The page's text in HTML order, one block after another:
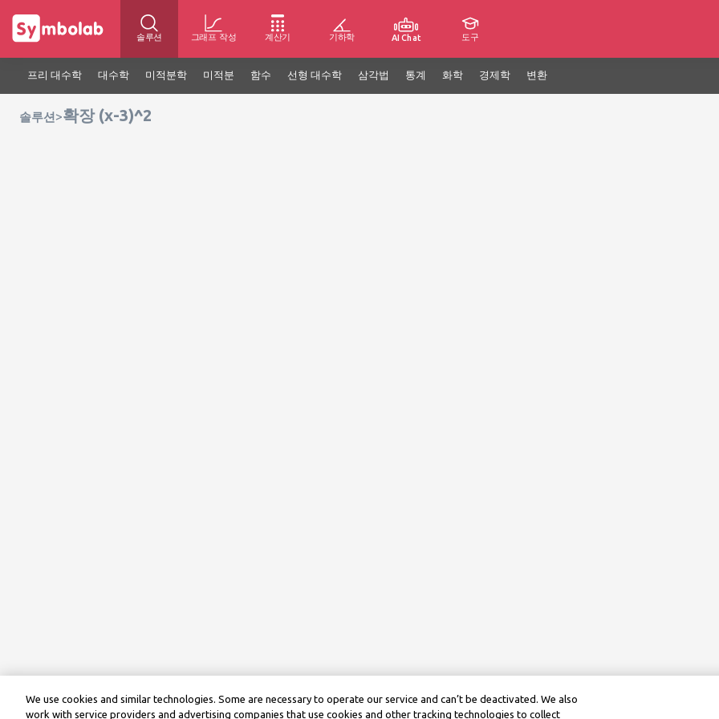
솔루션 그래프 작성 계산기 기하학 AI Chat 도구
프리 대수학 대수학 미적분학 미적분 함수 선형 대수학 삼각법 통계 화학 경제학 변환
솔루션 >확장 (x-3)^2
We use cookies and similar technologies. Some are necessary to operate our service and can’t be deactivated. We also
work with service providers and advertising companies that use cookies and other tracking technologies to collect